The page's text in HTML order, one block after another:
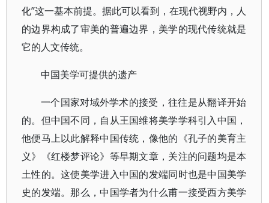
化”这一基本前提。据此可以看到，在现代视野内，人
的边界构成了审美的普遍边界，美学的现代传统就是
它的人文传统。
中国美学可提供的遗产
一个国家对域外学术的接受，往往是从翻译开始
的。但中国不同，自从王国维将美学学科引入中国，
他便马上以此解释中国传统，像他的《孔子的美育主
义》《红楼梦评论》等早期文章，关注的问题均是本
土性的。这使美学进入中国的发端同时也是中国美学
史的发端。那么，中国学者为什么甫一接受西方美学